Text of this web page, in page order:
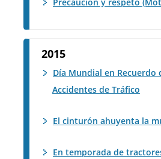
2015
Día Mundial en Recuerdo
Accidentes de Tráfico
El cinturón ahuyenta la
En temporada de